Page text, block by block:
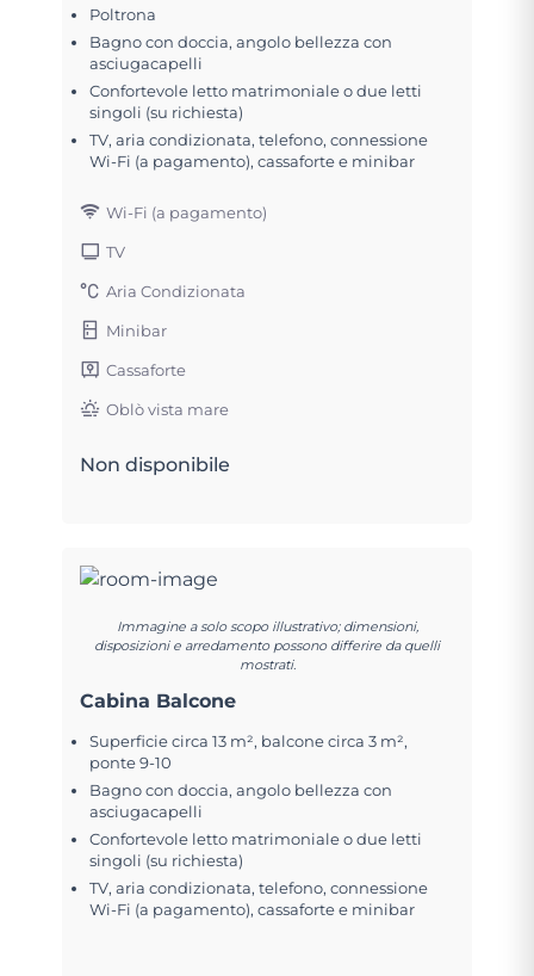
Poltrona
Bagno con doccia, angolo bellezza con
asciugacapelli
Confortevole letto matrimoniale o due letti
singoli (su richiesta)
TV, aria condizionata, telefono, connessione
Wi-Fi (a pagamento), cassaforte e minibar
Wi-Fi (a pagamento)
TV
Aria Condizionata
Minibar
Cassaforte
Oblò vista mare
Non disponibile
Immagine a solo scopo illustrativo; dimensioni,
disposizioni e arredamento possono differire da quelli
mostrati.
Cabina Balcone
Superficie circa 13 m², balcone circa 3 m²,
ponte 9-10
Bagno con doccia, angolo bellezza con
asciugacapelli
Confortevole letto matrimoniale o due letti
singoli (su richiesta)
TV, aria condizionata, telefono, connessione
Wi-Fi (a pagamento), cassaforte e minibar